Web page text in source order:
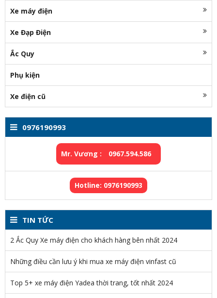
Xe máy điện
Xe Đạp Điện
Ắc Quy
Phụ kiện
Xe điện cũ
0976190993
Mr. Vương : 0967.594.586
Hotline: 0976190993
TIN TỨC
2 Ắc Quy Xe máy điện cho khách hàng bên nhất 2024
Những điều cần lưu ý khi mua xe máy điện vinfast cũ
Top 5+ xe máy điện Yadea thời trang, tốt nhất 2024